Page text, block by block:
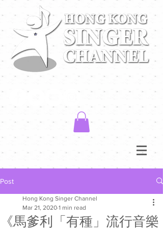
Post
《馬爹利「有種」流行音樂
Hong Kong Singer Channel
Mar 21, 2020 1 min read